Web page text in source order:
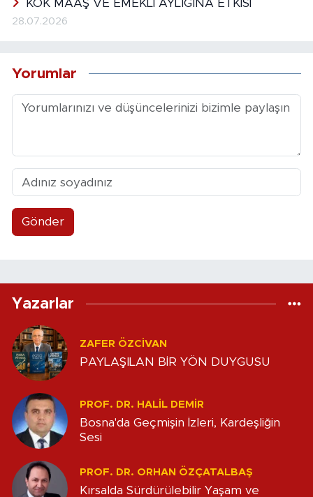
KÖK MAAŞ VE EMEKLİ AYLIĞINA ETKİSİ
28.07.2026
Yorumlar
Gönder
Yazarlar
ZAFER ÖZCIVAN
PAYLAŞILAN BİR YÖN DUYGUSU
PROF. DR. HALIL DEMIR
Bosna'da Geçmişin İzleri, Kardeşliğin
Sesi
PROF. DR. ORHAN ÖZÇATALBAŞ
Kırsalda Sürdürülebilir Yaşam ve